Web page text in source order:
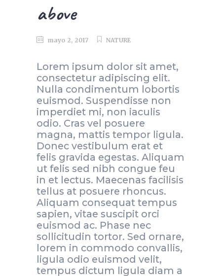
above
mayo 2, 2017 NATURE
Lorem ipsum dolor sit amet,
consectetur adipiscing elit.
Nulla condimentum lobortis
euismod. Suspendisse non
imperdiet mi, non iaculis
odio. Cras vel posuere
magna, mattis tempor ligula.
Donec vestibulum erat et
felis gravida egestas. Aliquam
ut felis sed nibh congue feu
in et lectus. Maecenas facilisis
tellus at posuere rhoncus.
Aliquam consequat tempus
sapien, vitae suscipit orci
euismod ac. Phase nec
sollicitudin tortor. Sed ornare,
lorem in commodo convallis,
ligula odio euismod velit,
tempus dictum ligula diam a